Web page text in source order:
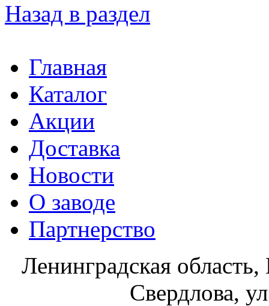
Назад в раздел
Главная
Каталог
Акции
Доставка
Новости
О заводе
Партнерство
Ленинградская
Свердлова,